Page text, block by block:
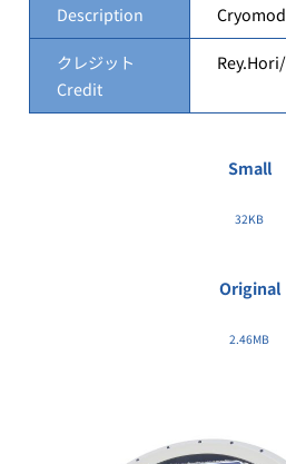
Description
クレジット
Credit
Small
32KB
Original
2.46MB